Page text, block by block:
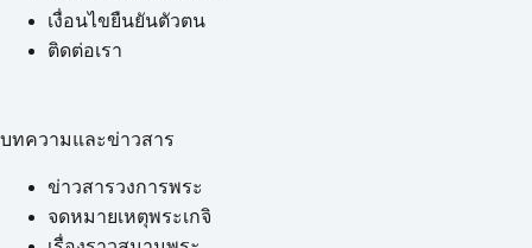
เงื่อนไขยืนยันตัวตน
ติดต่อเรา
บทความและข่าวสาร
ข่าวสารวงการพระ
จดหมายเหตุพระเกจิ